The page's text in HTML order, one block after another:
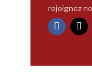
rejoignez